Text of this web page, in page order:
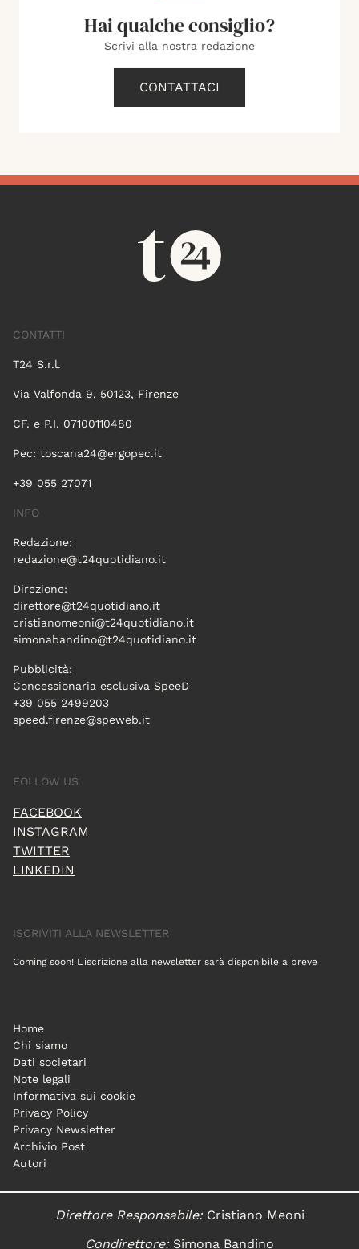
Hai qualche consiglio?
Scrivi alla nostra redazione
CONTATTACI
CONTATTI
T24 S.r.l.
Via Valfonda 9, 50123, Firenze
CF. e P.I. 07100110480
Pec: toscana24@ergopec.it
+39 055 27071
INFO
Redazione:
redazione@t24quotidiano.it
Direzione:
direttore@t24quotidiano.it
cristianomeoni@t24quotidiano.it
simonabandino@t24quotidiano.it
Pubblicità:
Concessionaria esclusiva SpeeD
+39 055 2499203
speed.firenze@speweb.it
FOLLOW US
FACEBOOK
INSTAGRAM
TWITTER
LINKEDIN
ISCRIVITI ALLA NEWSLETTER
Coming soon! L'iscrizione alla newsletter sarà disponibile a breve
Home
Chi siamo
Dati societari
Note legali
Informativa sui cookie
Privacy Policy
Privacy Newsletter
Archivio Post
Autori
Direttore Responsabile:Cristiano Meoni
Condirettore:Simona Bandino